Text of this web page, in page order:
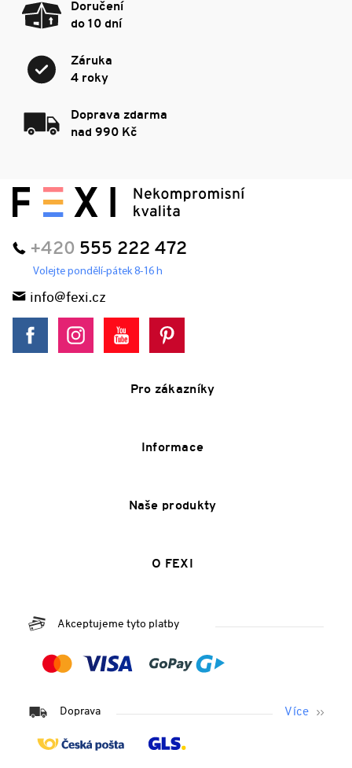
Doručení
do 10 dní
Záruka
4 roky
Doprava zdarma
nad 990 Kč
+420 555 222 472
Volejte pondělí-pátek 8-16 h
info@fexi.cz
Pro zákazníky
Informace
Naše produkty
O FEXI
Akceptujeme tyto platby
Doprava